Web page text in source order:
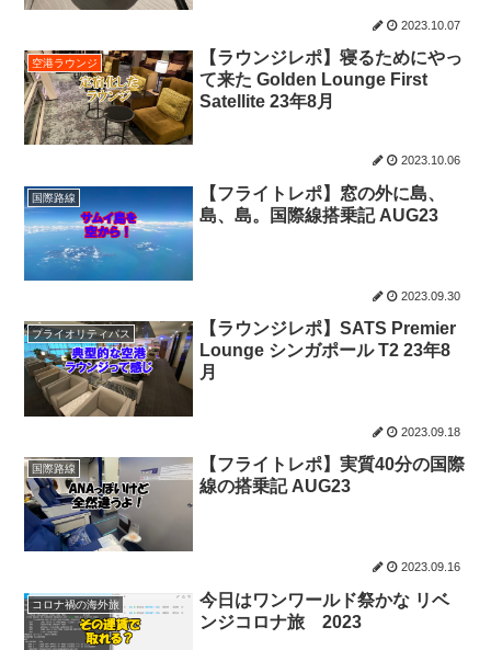
2023.10.07
空港ラウンジ
【ラウンジレポ】寝るためにやっ
て来た Golden Lounge First
Satellite 23年8月
2023.10.06
国際路線
【フライトレポ】窓の外に島、
島、島。国際線搭乗記 AUG23
2023.09.30
プライオリティパス
【ラウンジレポ】SATS Premier
Lounge シンガポール T2 23年8
月
2023.09.18
国際路線
【フライトレポ】実質40分の国際
線の搭乗記 AUG23
2023.09.16
コロナ禍の海外旅
今日はワンワールド祭かな リベ
ンジコロナ旅 2023